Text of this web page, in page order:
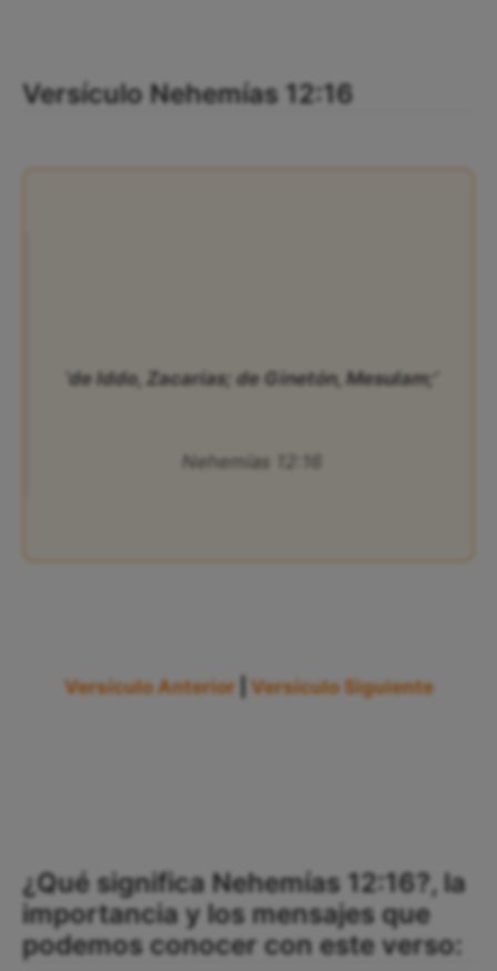
Versículo Nehemías 12:16
‘de Iddo, Zacarías; de Ginetón, Mesulam;’
Nehemías 12:16
Versículo Anterior Versículo Siguiente
¿Qué significa Nehemías 12:16?, la
importancia y los mensajes que
podemos conocer con este verso: